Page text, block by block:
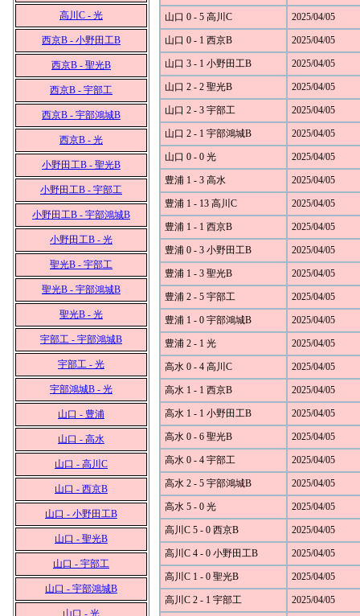
高川C - 光
西京B - 小野田工B
西京B - 聖光B
西京B - 宇部工
西京B - 宇部鴻城B
西京B - 光
小野田工B - 聖光B
小野田工B - 宇部工
小野田工B - 宇部鴻城B
小野田工B - 光
聖光B - 宇部工
聖光B - 宇部鴻城B
聖光B - 光
宇部工 - 宇部鴻城B
宇部工 - 光
宇部鴻城B - 光
山口 - 豊浦
山口 - 高水
山口 - 高川C
山口 - 西京B
山口 - 小野田工B
山口 - 聖光B
山口 - 宇部工
山口 - 宇部鴻城B
山口 - 光
山口 0 - 5 高川C 2025/04/05
山口 0 - 1 西京B 2025/04/05
山口 3 - 1 小野田工B 2025/04/05
山口 2 - 2 聖光B 2025/04/05
山口 2 - 3 宇部工 2025/04/05
山口 2 - 1 宇部鴻城B 2025/04/05
山口 0 - 0 光 2025/04/05
豊浦 1 - 3 高水 2025/04/05
豊浦 1 - 13 高川C 2025/04/05
豊浦 1 - 1 西京B 2025/04/05
豊浦 0 - 3 小野田工B 2025/04/05
豊浦 1 - 3 聖光B 2025/04/05
豊浦 2 - 5 宇部工 2025/04/05
豊浦 1 - 0 宇部鴻城B 2025/04/05
豊浦 2 - 1 光 2025/04/05
高水 0 - 4 高川C 2025/04/05
高水 1 - 1 西京B 2025/04/05
高水 1 - 1 小野田工B 2025/04/05
高水 0 - 6 聖光B 2025/04/05
高水 0 - 4 宇部工 2025/04/05
高水 2 - 5 宇部鴻城B 2025/04/05
高水 5 - 0 光 2025/04/05
高川C 5 - 0 西京B 2025/04/05
高川C 4 - 0 小野田工B 2025/04/05
高川C 1 - 0 聖光B 2025/04/05
高川C 2 - 1 宇部工 2025/04/05